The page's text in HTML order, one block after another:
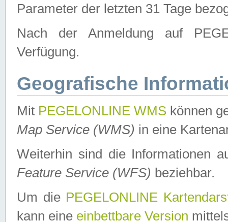
Parameter der letzten 31 Tage
Nach der Anmeldung auf
Verfügung.
Geografische
Mit PEGELONLINE WMS können
Map Service (WMS) in eine
Weiterhin sind die Informationen
Feature Service (WFS) beziehbar.
Um die PEGELONLINE
kann eine einbettbare Version